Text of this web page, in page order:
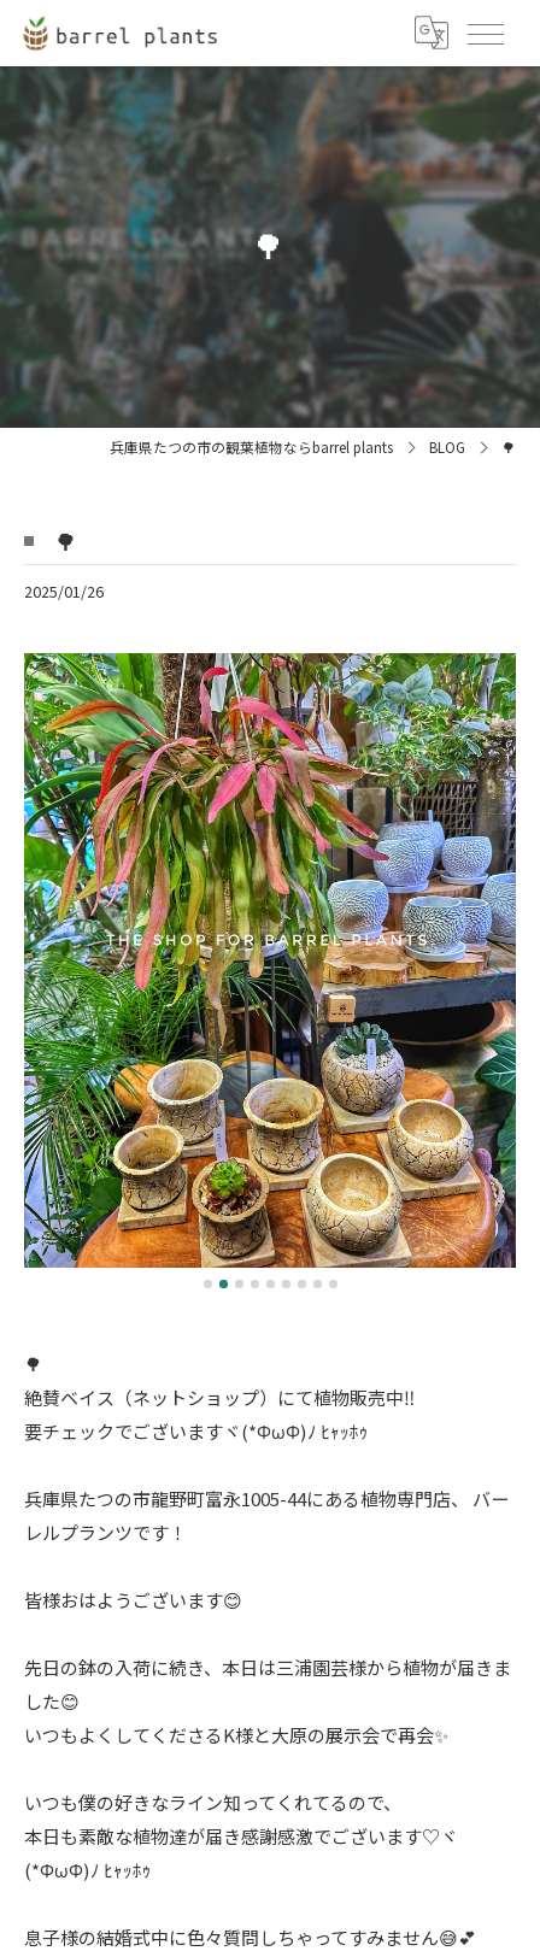
🌳
兵庫県たつの市の観葉植物ならbarrel plants BLOG 🌳
🌳
2025/01/26
🌳
絶賛ベイス（ネットショップ）にて植物販売中‼️
要チェックでございますヾ(*ΦωΦ)ﾉ ﾋｬｯﾎｩ
兵庫県たつの市龍野町富永1005-44にある植物専門店、 バー
レルプランツです！
皆様おはようございます😊
先日の鉢の入荷に続き、本日は三浦園芸様から植物が届きま
した😊
いつもよくしてくださるK様と大原の展示会で再会✨
いつも僕の好きなライン知ってくれてるので、
本日も素敵な植物達が届き感謝感激でございます♡ヾ
(*ΦωΦ)ﾉ ﾋｬｯﾎｩ
息子様の結婚式中に色々質問しちゃってすみません😅💕